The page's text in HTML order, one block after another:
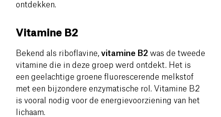
ontdekken.
Vitamine B2
Bekend als riboflavine, vitamine B2 was de tweede
vitamine die in deze groep werd ontdekt. Het is
een geelachtige groene fluorescerende melkstof
met een bijzondere enzymatische rol. Vitamine B2
is vooral nodig voor de energievoorziening van het
lichaam.